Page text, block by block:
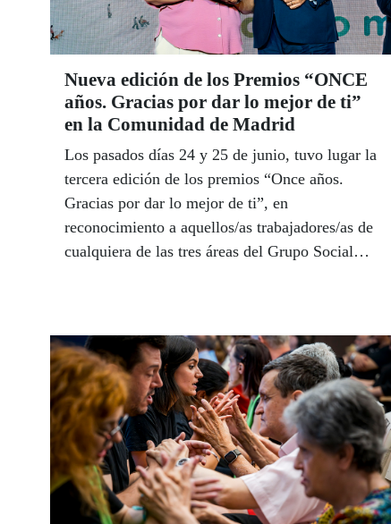
Nueva edición de los Premios “ONCE
años. Gracias por dar lo mejor de ti”
en la Comunidad de Madrid
Los pasados días 24 y 25 de junio, tuvo lugar la
tercera edición de los premios “Once años.
Gracias por dar lo mejor de ti”, en
reconocimiento a aquellos/as trabajadores/as de
cualquiera de las tres áreas del Grupo Social